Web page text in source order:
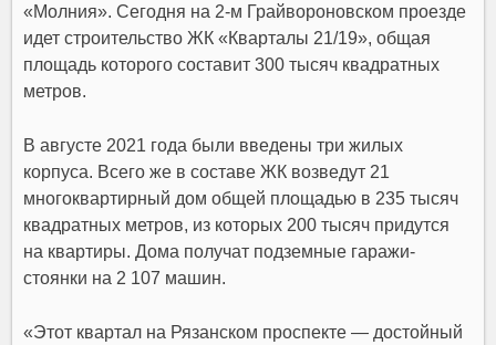
«Молния». Сегодня на 2-м Грайвороновском проезде
идет строительство ЖК «Кварталы 21/19», общая
площадь которого составит 300 тысяч квадратных
метров.
В августе 2021 года были введены три жилых
корпуса. Всего же в составе ЖК возведут 21
многоквартирный дом общей площадью в 235 тысяч
квадратных метров, из которых 200 тысяч придутся
на квартиры. Дома получат подземные гаражи-
стоянки на 2 107 машин.
«Этот квартал на Рязанском проспекте — достойный